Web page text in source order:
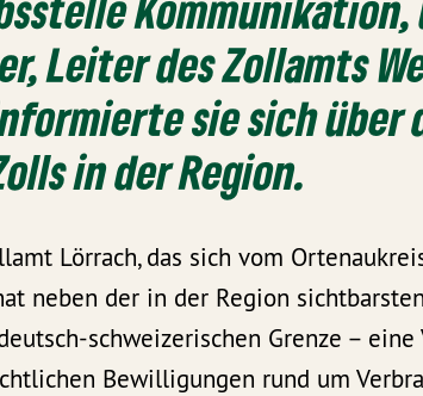
Leiter des Zollamts
sie sich
in der Region.
Lörrach, das sich vom
neben der in der Region
schweizerischen Grenze –
Bewilligungen rund um